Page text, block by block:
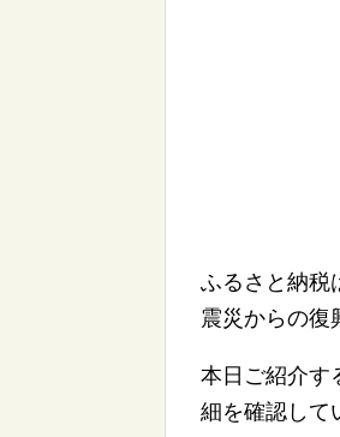
ふるさと納税
震災からの復
本日ご紹介す
細を確認して